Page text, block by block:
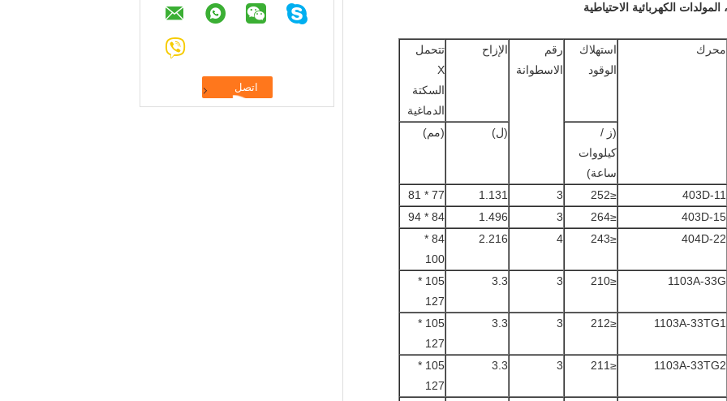
محرك
استهلاك
الوقود
رقم
الاسطوانة
الإزاح
تتحمل
X
السكتة
الدماغية
(ز /
كيلووات
ساعة)
(ل) (مم)
403D-11
≤252
3
1.131
77 * 81
403D-15
≤264
3
1.496
84 * 94
404D-22
≤243
4
2.216
84 *
100
1103A-33G
≤210
3
3.3
105 *
127
1103A-33TG1
≤212
3
3.3
105 *
127
1103A-33TG2
≤211
3
3.3
105 *
127